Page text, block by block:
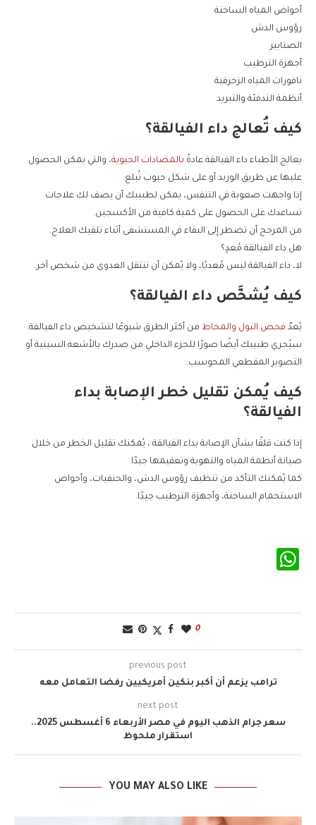
أحواض المياه الساخنة
رؤوس الدش
الصنابير
أجهزة الترطيب
نافورات المياه الزخرفية
أنظمة التدفئة والتبريد
كيف تُعالج داء الفيالقة؟
يعالج الأطباء داء الفيالقة عادةً بالمضادات الحيوية، والتي يمكن الحصول
عليها عن طريق الوريد أو على شكل حبوب تُبلع.
إذا واجهت صعوبة في التنفس، يمكن لطبيبك أن يصف لك علاجات
تساعدك على الحصول على كمية كافية من الأكسجين.
من المرجح أن تضطر إلى البقاء في المستشفى أثناء تلقيك العلاج.
هل داء الفيالقة مُعدٍ؟
لا، داء الفيالقة ليس مُعديًا، ولا يُمكن أن تنتقل العدوى من شخص آخر.
كيف يُشخَّص داء الفيالقة؟
يُعدّ فحص البول والمخاط من أكثر الطرق شيوعًا لتشخيص داء الفيالقة.
سيُجري طبيبك أيضًا صورًا للجزء الداخلي من صدرك بالأشعة السينية أو
التصوير المقطعي المحوسب.
كيف يُمكن تقليل خطر الإصابة بداء
الفيالقة؟
إذا كنت قلقًا بشأن الإصابة بداء الفيالقة ، يُمكنك تقليل الخطر من خلال
صيانة أنظمة المياه والتهوية وتعقيمها جيدًا.
كما يُمكنك التأكد من تنظيف رؤوس الدش، والحنفيات، وأحواض
الاستحمام الساخنة، وأجهزة الترطيب جيدًا.
0
previous post
ترامب يزعم أن أكبر بنكين أمريكيين رفضا التعامل معه
next post
سعر جرام الذهب اليوم في مصر الأربعاء 6 أغسطس 2025..
استقرار ملحوظ
YOU MAY ALSO LIKE